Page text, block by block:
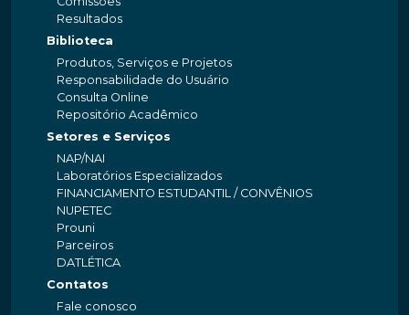
Resultados
Biblioteca
Produtos, Serviços e Projetos
Responsabilidade do Usuário
Consulta Online
Repositório Acadêmico
Setores e Serviços
NAP/NAI
Laboratórios Especializados
FINANCIAMENTO ESTUDANTIL / CONVÊNIOS
NUPETEC
Prouni
Parceiros
DATLÉTICA
Contatos
Fale conosco